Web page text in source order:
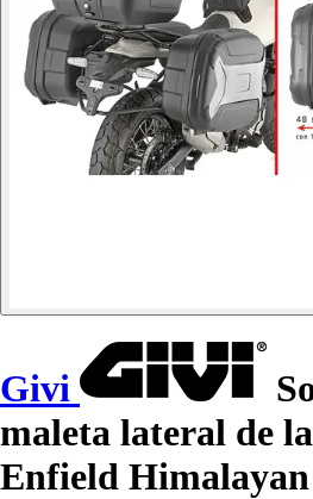
Givi
maleta lateral de
Enfield Himalayan